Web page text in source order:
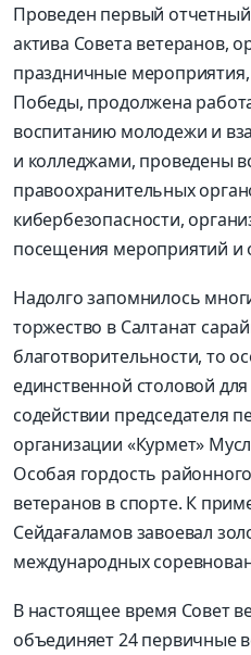
Проведен первый
актива Совета ветеранов,
праздничные
Победы, продолжена
воспитанию молодежи и
и колледжами, проведены
правоохранительных
кибербезопасности,
посещения мероприятий и
Надолго запомнилось
торжество в Салтанат
благотворительности, то
единственной столовой
содействии председателя
организации «Курмет»
Особая гордость
ветеранов в спорте. К
Сейдағаламов завоевал
международных
В настоящее время Совет
объединяет 24 первичные